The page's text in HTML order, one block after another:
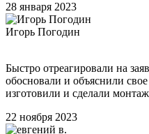
28 января 2023
Игорь Погодин
Быстро отреагировали на
обосновали и объяснили
изготовили и сделали
22 ноября 2023